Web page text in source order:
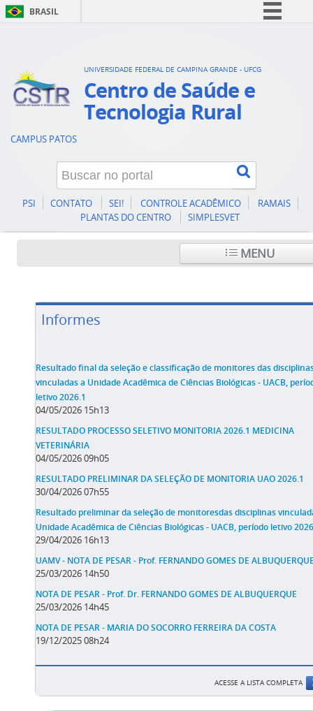
BRASIL
Acesso à informação
Legislação
UNIVERSIDADE FEDERAL DE CAMPINA GRANDE - UFCG
Centro de Saúde e
Tecnologia Rural
CAMPUS PATOS
PSI CONTATO SEI! CONTROLE ACADÊMICO
RAMAIS
PLANTAS DO CENTRO
SIMPLESVET
MENU
Informes
Resultado final da seleção e classificação de monitores das
vinculadas a Unidade Acadêmica de Ciências Biológicas - UACB,
letivo 2026.1
04/05/2026 15h13
RESULTADO PROCESSO SELETIVO MONITORIA 2026.1 MEDICINA
VETERINÁRIA
04/05/2026 09h05
RESULTADO PRELIMINAR DA SELEÇÃO DE MONITORIA UAO 2026.1
30/04/2026 07h55
Resultado preliminar da seleção de monitoresdas disciplinas
Unidade Acadêmica de Ciências Biológicas - UACB, período letivo
29/04/2026 16h13
UAMV - NOTA DE PESAR - Prof. FERNANDO GOMES DE
25/03/2026 14h50
NOTA DE PESAR - Prof. Dr. FERNANDO GOMES DE ALBUQUERQUE
25/03/2026 14h45
NOTA DE PESAR - MARIA DO SOCORRO FERREIRA DA COSTA
19/12/2025 08h24
ACESSE A LISTA COMPLETA